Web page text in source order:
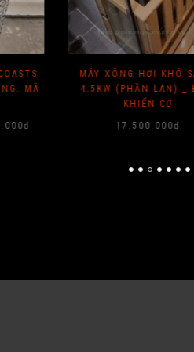
SAWO
_ ĐIỀU
₫
PHÒNG SAUNA
HEMLOCK )